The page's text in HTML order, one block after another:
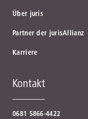
Über juris
Partner der jurisAllianz
Karriere
Kontakt
0681 5866-4422